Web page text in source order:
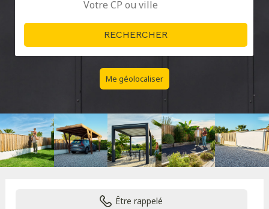
Me géolocaliser
Être rappelé